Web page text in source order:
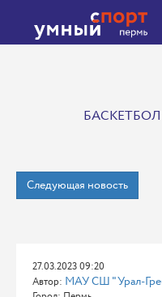
Следующая новость
27.03.2023 09:20
Автор: МАУ СШ "Урал-